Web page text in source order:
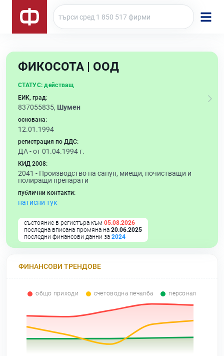
ФИКОСОТА | ООД
СТАТУС: действащ
ЕИК, град:
837055835, Шумен
основана:
12.01.1994
регистрация по ДДС:
ДА - от 01.04.1994 г.
КИД 2008:
2041 - Производство на сапун, миещи, почистващи и
полиращи препарати
публични контакти:
натисни тук
състояние в регистъра към 05.08.2026
последна вписана промяна на 20.06.2025
последни финансови данни за 2024
ФИНАНСОВИ ТРЕНДОВЕ
общо приходи счетоводна печалба персонал